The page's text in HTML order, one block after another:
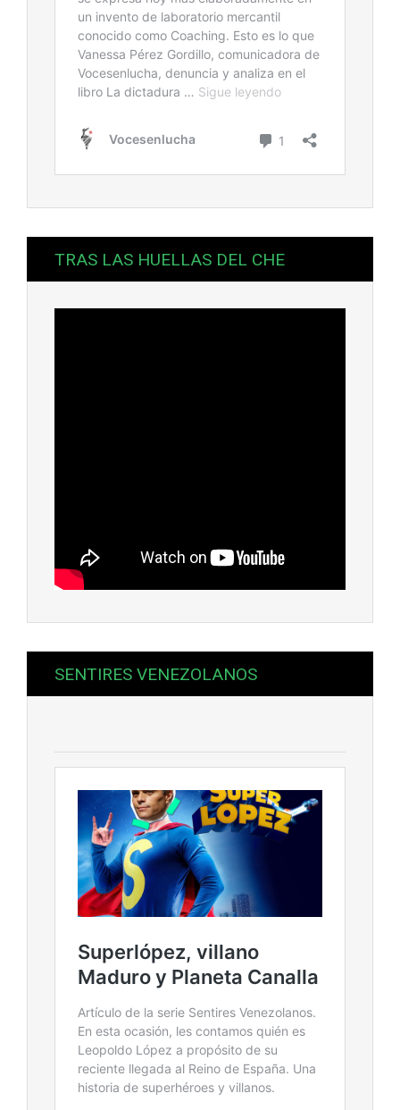
TRAS LAS HUELLAS DEL CHE
SENTIRES VENEZOLANOS